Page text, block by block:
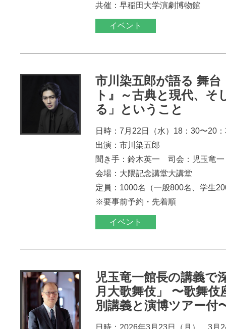
共催：早稲田大学演劇博物館
イベント
市川染五郎が語る 舞台
ト』～古典と現代、そ
る」ということ
日時：7月22日（水）18：30〜20
出演：市川染五郎
聞き手：鈴木英一 司会：児玉竜一
会場：大隈記念講堂大講堂
定員：1000名（一般800名、学生
※要事前予約・先着順
イベント
児玉竜一館長の講義で
月大歌舞伎」 〜歌舞伎
別講義と演博ツアー付
日時：2026年3月23日（月）、3月